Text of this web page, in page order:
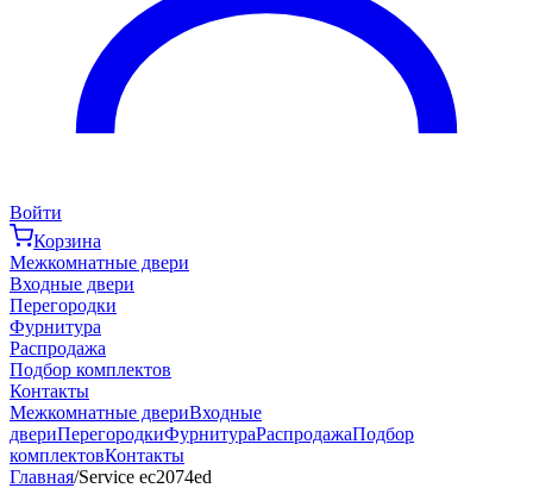
Войти
Корзина
Межкомнатные двери
Входные двери
Перегородки
Фурнитура
Распродажа
Подбор комплектов
Контакты
Межкомнатные двериВходные
двериПерегородкиФурнитураРаспродажаПодбор
комплектовКонтакты
Главная/Service ec2074ed